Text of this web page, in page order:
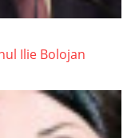
Ilie Bolojan